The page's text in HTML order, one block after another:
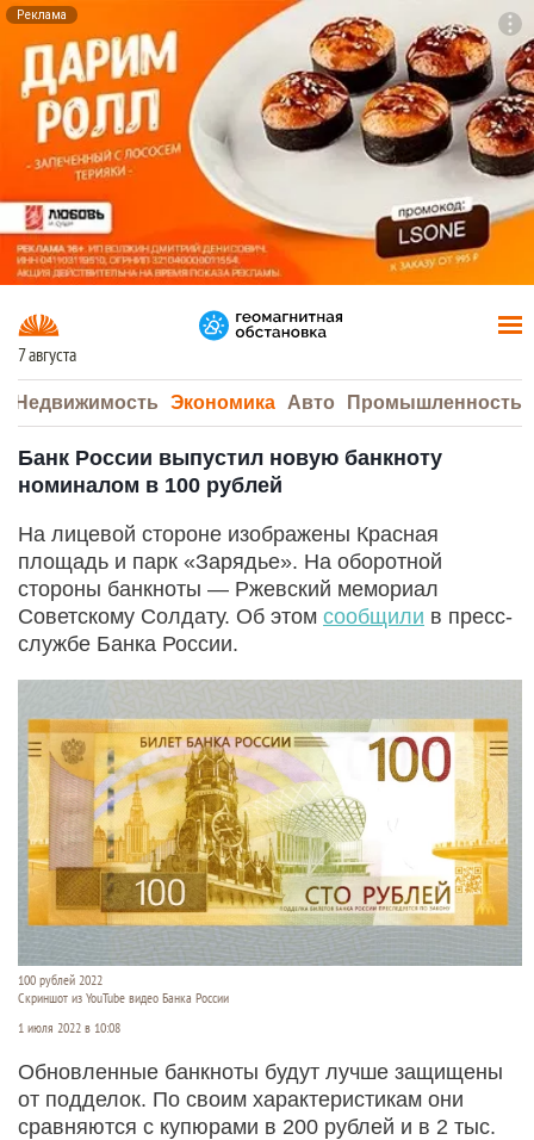
Реклама
7 августа
Недвижимость Экономика Авто Промышленность
Банк России выпустил новую банкноту
номиналом в 100 рублей
На лицевой стороне изображены Красная
площадь и парк «Зарядье». На оборотной
стороны банкноты — Ржевский мемориал
Советскому Cолдату. Об этом сообщили в пресс-
службе Банка России.
100 рублей 2022
Скриншот из YouTube видео Банка России
1 июля 2022 в 10:08
Обновленные банкноты будут лучше защищены
от подделок. По своим характеристикам они
сравняются с купюрами в 200 рублей и в 2 тыс.